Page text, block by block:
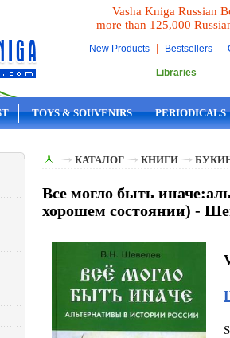
Vasha Kniga Russian
more than 125,000
New Products | Bestsellers |
Libraries
TOYS & SOUVENIRS PERIODICALS
КАТАЛОГ КНИГИ
Все могло быть
хорошем состоянии) -